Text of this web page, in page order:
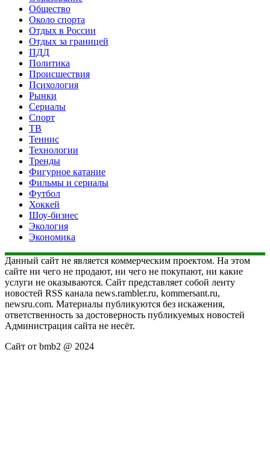
Общество
Около спорта
Отдых в России
Отдых за границей
ПДД
Политика
Происшествия
Психология
Рынки
Сериалы
Спорт
ТВ
Теннис
Технологии
Тренды
Фигурное катание
Фильмы и сериалы
Футбол
Хоккей
Шоу-бизнес
Экология
Экономика
Данный сайт не является коммерческим проектом. На этом
сайте ни чего не продают, ни чего не покупают, ни какие
услуги не оказываются. Сайт представляет собой ленту
новостей RSS канала news.rambler.ru, kommersant.ru,
newsru.com. Материалы публикуются без искажения,
ответственность за достоверность публикуемых новостей
Администрация сайта не несёт.
Сайт от bmb2 @ 2024